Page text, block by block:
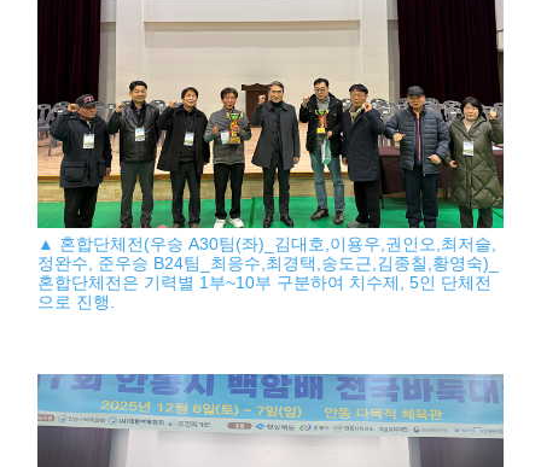
▲ 혼합단체전(우승 A30팀(좌)_김대호,이용우,권인오,최저술,
정완수, 준우승 B24팀_최응수,최경택,송도근,김종칠,황영숙)_
혼합단체전은 기력별 1부~10부 구분하여 치수제, 5인 단체전
으로 진행.